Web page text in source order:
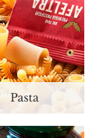
Pasta